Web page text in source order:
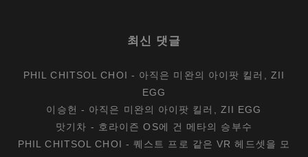
최신 댓글
PHIL CHITSOL CHOI - 아직은 미완의 아이팟 킬러, ZII
EGG
이승헌 - 아직은 미완의 아이팟 킬러, ZII EGG
맛기차 - 호라이즌 OS에 건 메타의 승부수
PHIL CHITSOL CHOI -퀘스트 프로 같은 VR 헤드셋을 모